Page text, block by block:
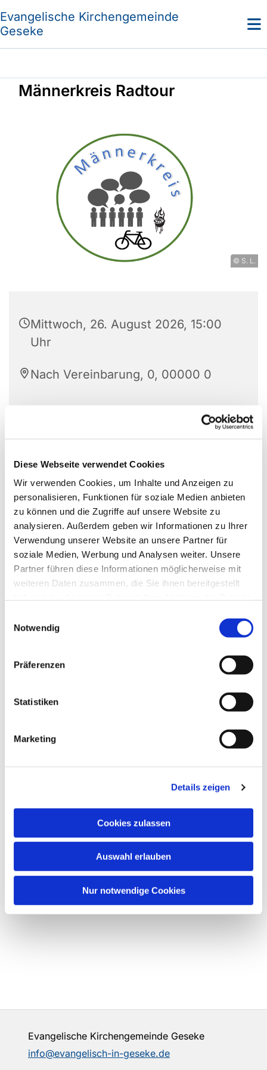
Diese Webseite verwendet Cookies
Wir verwenden Cookies, um Inhalte und Anzeigen zu
personalisieren, Funktionen für soziale Medien anbieten
zu können und die Zugriffe auf unsere Website zu
analysieren. Außerdem geben wir Informationen zu Ihrer
Verwendung unserer Website an unsere Partner für
soziale Medien, Werbung und Analysen weiter. Unsere
Partner führen diese Informationen möglicherweise mit
weiteren Daten zusammen, die Sie ihnen bereitgestellt
Notwendig
Präferenzen
Statistiken
Marketing
Details zeigen
Cookies zulassen
Auswahl erlauben
Nur notwendige Cookies
Evangelische Kirchengemeinde
Geseke
Männerkreis Radtour
© S. L.
Mittwoch, 26. August 2026, 15:00
Uhr
Nach Vereinbarung, 0, 00000 0
Evangelische Kirchengemeinde Geseke
info@evangelisch-in-geseke.de